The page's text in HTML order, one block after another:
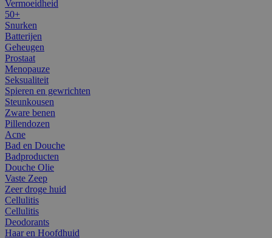
Vermoeidheid
50+
Snurken
Batterijen
Geheugen
Prostaat
Menopauze
Seksualiteit
Spieren en gewrichten
Steunkousen
Zware benen
Pillendozen
Acne
Bad en Douche
Badproducten
Douche Olie
Vaste Zeep
Zeer droge huid
Cellulitis
Cellulitis
Deodorants
Haar en Hoofdhuid